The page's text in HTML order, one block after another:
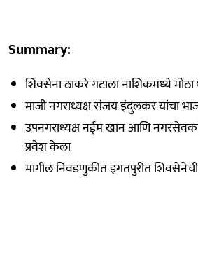
Summary:
शिवसेना ठाकरे गटाला नाशिकमध्ये
माजी नगराध्यक्ष संजय इंदुलकर यांचा
उपनगराध्यक्ष नईम खान आणि
प्रवेश केला
मागील निवडणुकीत इगतपुरीत शिवसेनेची